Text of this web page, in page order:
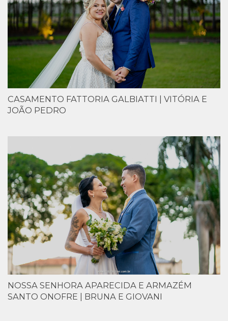
CASAMENTO FATTORIA GALBIATTI | VITÓRIA E
JOÃO PEDRO
NOSSA SENHORA APARECIDA E ARMAZÉM
SANTO ONOFRE | BRUNA E GIOVANI